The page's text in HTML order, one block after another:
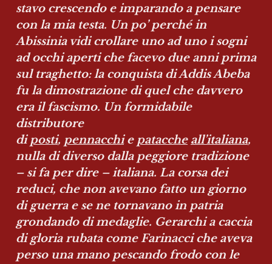
stavo crescendo e imparando a pensare
con la mia testa. Un po’ perché in
Abissinia vidi crollare uno ad uno i sogni
ad occhi aperti che facevo due anni prima
sul traghetto: la conquista di Addis Abeba
fu la dimostrazione di quel che davvero
era il fascismo. Un formidabile
distributore
di posti, pennacchi e patacche all’italiana,
nulla di diverso dalla peggiore tradizione
– si fa per dire – italiana. La corsa dei
reduci, che non avevano fatto un giorno
di guerra e se ne tornavano in patria
grondando di medaglie. Gerarchi a caccia
di gloria rubata come Farinacci che aveva
perso una mano pescando frodo con le